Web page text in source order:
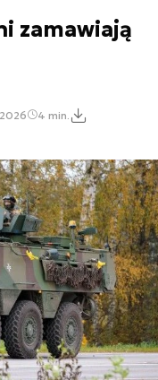
zamawiają
4 min.